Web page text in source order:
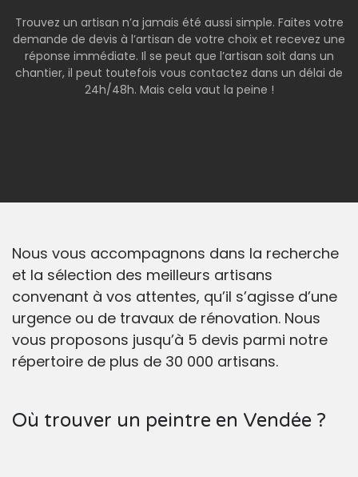
Trouvez un artisan n’a jamais été aussi simple. Faites votre
demande de devis à l’artisan de votre choix et recevez une
réponse immédiate. Il se peut que l’artisan soit dans un
chantier, il peut toutefois vous contactez dans un délai de
24h/48h. Mais cela vaut la peine !
Nous vous accompagnons dans la recherche
et la sélection des meilleurs artisans
convenant à vos attentes, qu’il s’agisse d’une
urgence ou de travaux de rénovation. Nous
vous proposons jusqu’à 5 devis parmi notre
répertoire de plus de 30 000 artisans.
Où trouver un peintre en Vendée ?